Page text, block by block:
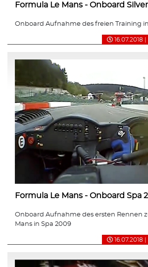
Formula Le Mans - Onboard
Onboard Aufnahme des freien Training
16.07.2018
Formula Le Mans - Onboard Spa
Onboard Aufnahme des ersten Rennen
Mans in Spa 2009
16.07.2018